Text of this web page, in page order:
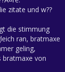
zitate und w??
die stimmung
ran, bratmaxe
geling,
bratmaxe von